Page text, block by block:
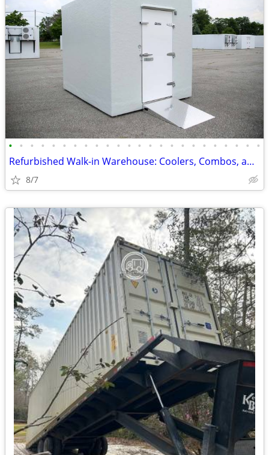
• • • • • • • • • • • • • • • • • • • • • • • •
Refurbished Walk-in Warehouse: Coolers, Combos, and Freezer Units.
8/7